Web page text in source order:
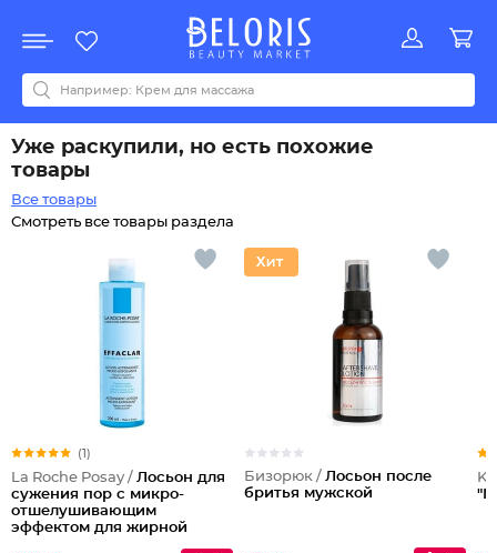
Акции
Все бренды
0-9ABCDEFGHIJKLMNOPQRSTUVWYZАБВДЗИМОКЛНПРСТУФ
Уже раскупили, но есть похожие
товары
Все товары
Смотреть все товары раздела
(1)
La Roche Posay / Лосьон для
сужения пор с микро-
отшелушивающим
эффектом для жирной
Бизорюк / Лосьон после
бритья мужской